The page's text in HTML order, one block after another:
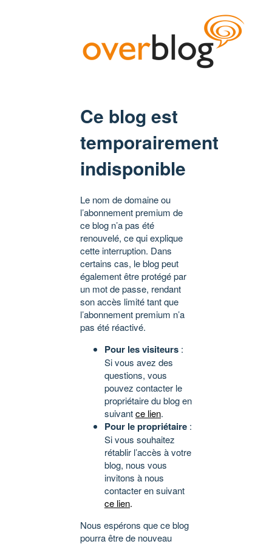
Ce blog est
temporairement
indisponible
Le nom de domaine ou
l’abonnement premium de
ce blog n’a pas été
renouvelé, ce qui explique
cette interruption. Dans
certains cas, le blog peut
également être protégé par
un mot de passe, rendant
son accès limité tant que
l’abonnement premium n’a
pas été réactivé.
Pour les visiteurs :
Si vous avez des
questions, vous
pouvez contacter le
propriétaire du blog en
suivantce lien.
Pour le propriétaire :
Si vous souhaitez
rétablir l’accès à votre
blog, nous vous
invitons à nous
contacter en suivant
ce lien.
Nous espérons que ce blog
pourra être de nouveau